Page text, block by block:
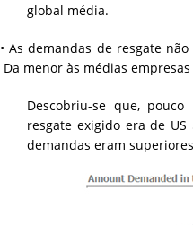
global média.
• As demandas de resgate
Da menor às médias
Descobriu-se que,
resgate exigido era de
demandas eram